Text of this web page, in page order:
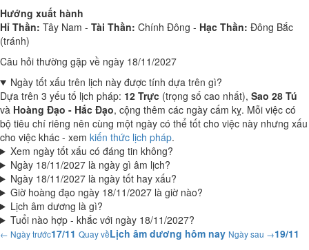
Hướng xuất hành
Hỉ Thần: Tây Nam - Tài Thần: Chính Đông - Hạc Thần: Đông Bắc
(tránh)
Câu hỏi thường gặp về ngày 18/11/2027
Ngày tốt xấu trên lịch này được tính dựa trên gì?
Dựa trên 3 yếu tố lịch pháp: 12 Trực (trọng số cao nhất), Sao 28 Tú
và Hoàng Đạo - Hắc Đạo, cộng thêm các ngày cấm kỵ. Mỗi việc có
bộ tiêu chí riêng nên cùng một ngày có thể tốt cho việc này nhưng xấu
cho việc khác - xem kiến thức lịch pháp.
Xem ngày tốt xấu có đáng tin không?
Ngày 18/11/2027 là ngày gì âm lịch?
Ngày 18/11/2027 là ngày tốt hay xấu?
Giờ hoàng đạo ngày 18/11/2027 là giờ nào?
Lịch âm dương là gì?
Tuổi nào hợp - khắc với ngày 18/11/2027?
← Ngày trước17/11 Quay vềLịch âm dương hôm nay Ngày sau →19/11